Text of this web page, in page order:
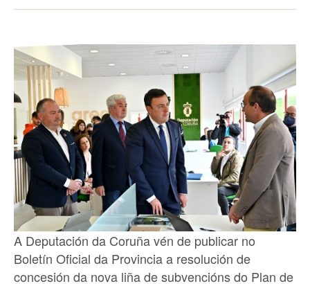
A Deputación da Coruña vén de publicar no
Boletín Oficial da Provincia a resolución de
concesión da nova liña de subvencións do Plan de